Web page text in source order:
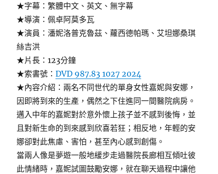
★字幕：繁體中文、英文、無字幕
★導演：佩卓阿莫多瓦
★演員：潘妮洛普克魯茲、蘿西德帕瑪、艾坦娜桑琪
絲吉洪
★片長：123分鐘
★索書號：DVD 987.83 1027 2024
★內容介紹：兩名不同世代的單身女性嘉妮與安娜，
因即將到來的生產，偶然之下住進同一間醫院病房。
邁入中年的嘉妮對於意外懷上孩子並不感到後悔，並
且對新生命的到來感到欣喜若狂；相反地，年輕的安
娜卻對此焦慮、害怕，甚至內心感到創傷。
當兩人像是夢遊一般地緩步走過醫院長廊相互傾吐彼
此情緒時，嘉妮試圖鼓勵安娜，就在聊天過程中讓他